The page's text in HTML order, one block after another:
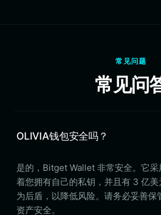
常见问题
常见问
OLIVIA钱包安全吗？
是的，Bitget Wallet 非常安全。它
着您拥有自己的私钥，并且有 3 亿
为后盾，以降低风险。请务必妥善保
资产安全。